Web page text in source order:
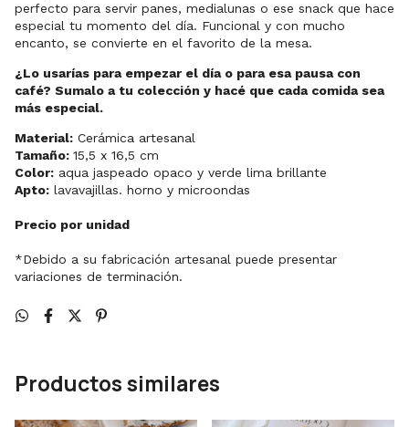
perfecto para servir panes, medialunas o ese snack que hace
especial tu momento del día. Funcional y con mucho
encanto, se convierte en el favorito de la mesa.
¿Lo usarías para empezar el día o para esa pausa con
café? Sumalo a tu colección y hacé que cada comida sea
más especial.
Material: Cerámica artesanal
Tamaño: 15,5 x 16,5 cm
Color: aqua jaspeado opaco y verde lima brillante
Apto: lavavajillas. horno y microondas
Precio por unidad
*Debido a su fabricación artesanal puede presentar
variaciones de terminación.
Productos similares